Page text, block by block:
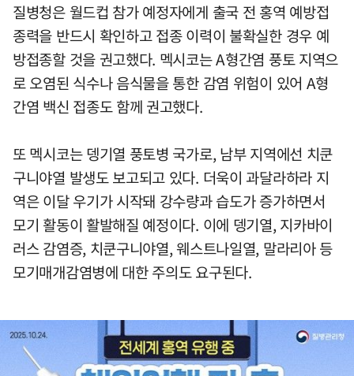
질병청은 월드컵 참가 예정자에게 출국 전 홍역 예방접
종력을 반드시 확인하고 접종 이력이 불확실한 경우 예
방접종할 것을 권고했다. 멕시코는 A형간염 풍토 지역으
로 오염된 식수나 음식물을 통한 감염 위험이 있어 A형
간염 백신 접종도 함께 권고했다.
또 멕시코는 뎅기열 풍토병 국가로, 남부 지역에선 치쿤
구니야열 발생도 보고되고 있다. 더욱이 과달라하라 지
역은 이달 우기가 시작돼 강수량과 습도가 증가하면서
모기 활동이 활발해질 예정이다. 이에 뎅기열, 지카바이
러스 감염증, 치쿤구니야열, 웨스트나일열, 말라리아 등
모기매개감염병에 대한 주의도 요구된다.